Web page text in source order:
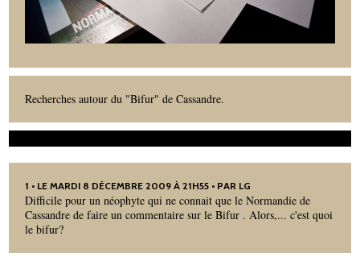
Recherches autour du "Bifur" de Cassandre.
1 • LE MARDI 8 DÉCEMBRE 2009 À 21H55 • PAR LG
Difficile pour un néophyte qui ne connait que le Normandie de
Cassandre de faire un commentaire sur le Bifur . Alors,... c'est quoi
le bifur?